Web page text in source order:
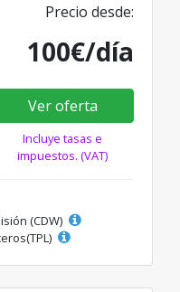
Precio desde:
100€/día
Ver oferta
Incluye tasas e
impuestos. (VAT)
(CDW)